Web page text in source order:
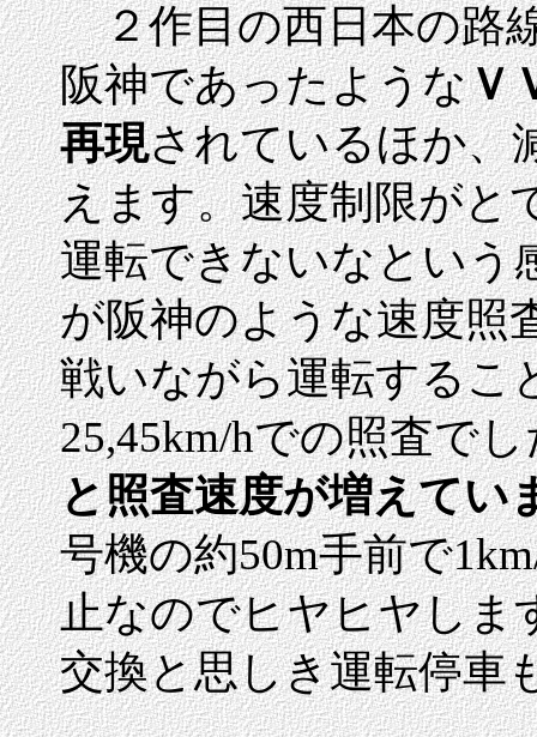
２作目の西日本の路
阪神であったようなＶ
再現されているほか、
えます。速度制限がと
運転できないなという
が阪神のような速度照
戦いながら運転するこ
25,45km/hでの照査で
と照査速度が増えてい
号機の約50m手前で
止なのでヒヤヒヤしま
交換と思しき運転停車